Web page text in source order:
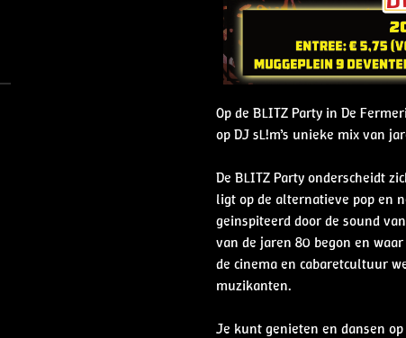
Op de BLITZ Party in De
op DJ sL!m’s unieke mix van
De BLITZ Party onderscheidt
ligt op de alternatieve pop en
geinspiteerd door de sound
van de jaren 80 begon en
de cinema en cabaretcultuur
muzikanten.
Je kunt genieten en dansen